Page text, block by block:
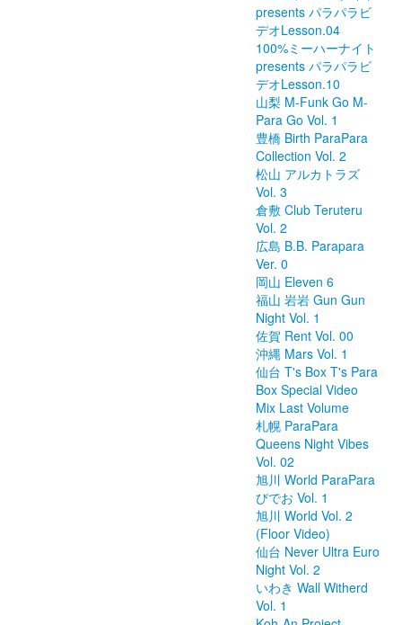
presents パラパラビ
デオLesson.04
100%ミーハーナイト
presents パラパラビ
デオLesson.10
山梨 M-Funk Go M-
Para Go Vol. 1
豊橋 Birth ParaPara
Collection Vol. 2
松山 アルカトラズ
Vol. 3
倉敷 Club Teruteru
Vol. 2
広島 B.B. Parapara
Ver. 0
岡山 Eleven 6
福山 岩岩 Gun Gun
Night Vol. 1
佐賀 Rent Vol. 00
沖縄 Mars Vol. 1
仙台 T's Box T's Para
Box Special Video
Mix Last Volume
札幌 ParaPara
Queens Night Vibes
Vol. 02
旭川 World ParaPara
びでお Vol. 1
旭川 World Vol. 2
(Floor Video)
仙台 Never Ultra Euro
Night Vol. 2
いわき Wall Witherd
Vol. 1